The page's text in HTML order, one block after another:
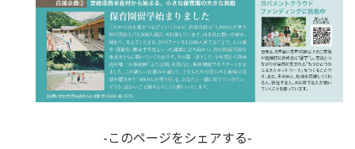
-このページをシェアする-